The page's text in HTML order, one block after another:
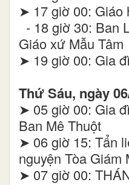
➤ 17 giờ 00: Giáo
- 18 giờ 30: Ban
Giáo xứ Mẫu Tâm
➤ 19 giờ 00: Gia
Thứ Sáu, ngày
➤ 05 giờ 00: Gia
Ban Mê Thuột
➤ 06 giờ 15: Tẩn
nguyện Tòa Giám
➤ 07 giờ 00: